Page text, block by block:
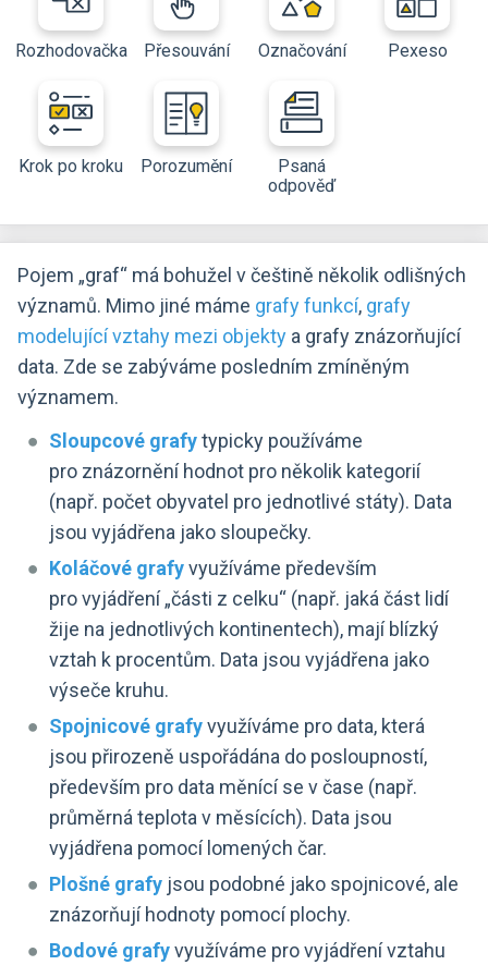
Rozhodovačka Přesouvání Označování Pexeso
Krok po kroku Porozumění
Psaná
odpověď
Pojem „graf“ má bohužel v češtině několik odlišných
významů. Mimo jiné máme grafy funkcí, grafy
modelující vztahy mezi objekty a grafy znázorňující
data. Zde se zabýváme posledním zmíněným
významem.
Sloupcové grafytypicky používáme
pro znázornění hodnot pro několik kategorií
(např. počet obyvatel pro jednotlivé státy). Data
jsou vyjádřena jako sloupečky.
Koláčové grafyvyužíváme především
pro vyjádření „části z celku“ (např. jaká část lidí
žije na jednotlivých kontinentech), mají blízký
vztah k procentům. Data jsou vyjádřena jako
výseče kruhu.
Spojnicové grafyvyužíváme pro data, která
jsou přirozeně uspořádána do posloupností,
především pro data měnící se v čase (např.
průměrná teplota v měsících). Data jsou
vyjádřena pomocí lomených čar.
Plošné grafy jsou podobné jako spojnicové, ale
znázorňují hodnoty pomocí plochy.
Bodové grafyvyužíváme pro vyjádření vztahu